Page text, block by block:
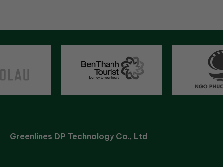
Greenlines DP Technology Co., Ltd